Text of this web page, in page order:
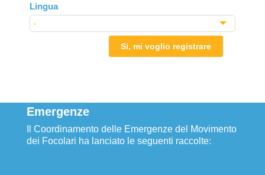
Lingua
Si, mi voglio registrare
Emergenze
Il Coordinamento delle Emergenze del Movimento
dei Focolari ha lanciato le seguenti raccolte: